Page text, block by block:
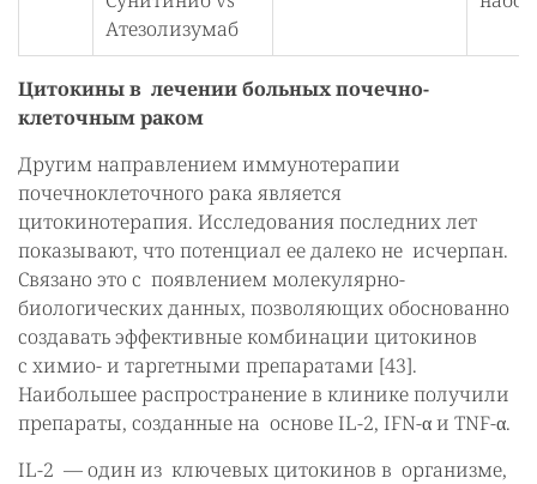
Атезолизумаб
Цитокины в лечении больных почечно-
клеточным раком
Другим направлением иммунотерапии
почечноклеточного рака является
цитокинотерапия. Исследования последних лет
показывают, что потенциал ее далеко не исчерпан.
Связано это с появлением молекулярно-
биологических данных, позволяющих обоснованно
создавать эффективные комбинации цитокинов
с химио- и таргетными препаратами [43].
Наибольшее распространение в клинике получили
препараты, созданные на основе IL-2, IFN-α и TNF-α.
IL-2 — один из ключевых цитокинов в организме,